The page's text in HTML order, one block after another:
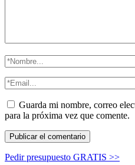
Guarda mi nombre, correo
para la próxima vez que comente.
Pedir presupuesto GRATIS >>